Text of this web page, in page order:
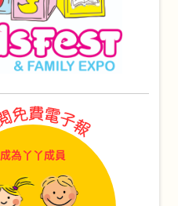
成為丫丫成員